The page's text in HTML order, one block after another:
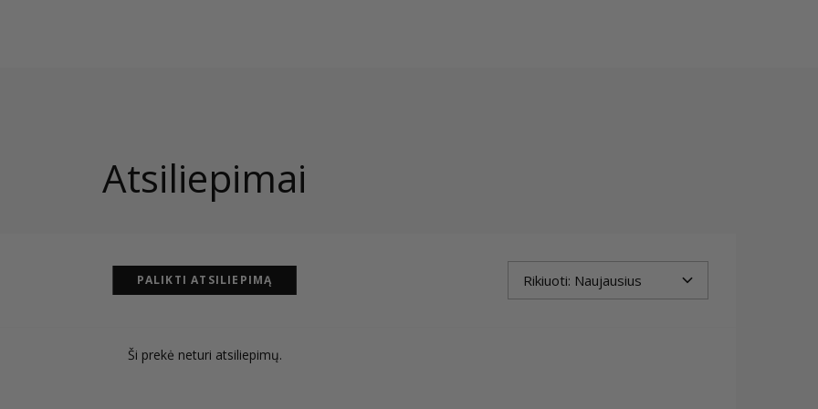
Atsiliepimai
PALIKTI ATSILIEPIMĄ
Ši prekė neturi atsiliepimų.